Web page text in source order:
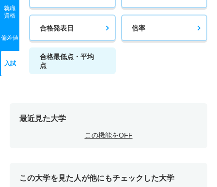
就職
資格
偏差値
入試
合格発表日 倍率
合格最低点・平均
点
最近見た大学
この機能をOFF
この大学を見た人が他にもチェックした大学